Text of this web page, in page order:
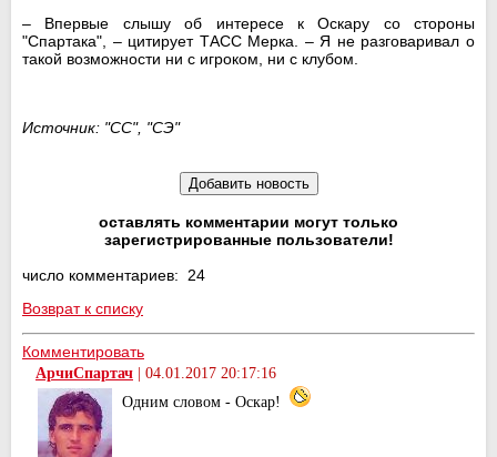
– Впервые слышу об интересе к Оскару со стороны
"Спартака", – цитирует ТАСС Мерка. – Я не разговаривал о
такой возможности ни с игроком, ни с клубом.
Источник: "СС", "СЭ"
оставлять комментарии могут только
зарегистрированные пользователи!
число комментариев: 24
Возврат к списку
Комментировать
АрчиСпартач | 04.01.2017 20:17:16
Одним словом - Оскар!